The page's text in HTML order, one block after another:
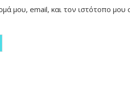
μου, email, και τον ιστότοπο